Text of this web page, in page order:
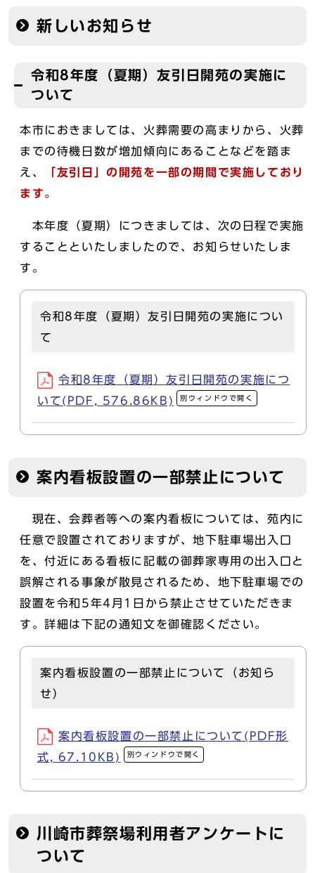
新しいお知らせ
令和8年度（夏期）友引日開苑の実施に
ついて
本市におきましては、火葬需要の高まりから、火葬
までの待機日数が増加傾向にあることなどを踏ま
え、
「友引日」の開苑を一部の期間で実施しており
ます。
本年度（夏期）につきましては、次の日程で実施
することといたしましたので、お知らせいたしま
す。
令和8年度（夏期）友引日開苑の実施につい
て
令和8年度（夏期）友引日開苑の実施につ
いて(PDF, 576.86KB)
別ウィンドウで開く
案内看板設置の一部禁止について
現在、会葬者等への案内看板については、苑内に
任意で設置されておりますが、地下駐車場出入口
を、付近にある看板に記載の御葬家専用の出入口と
誤解される事象が散見されるため、地下駐車場での
設置を令和5年4月1日から禁止させていただきま
す。詳細は下記の通知文を御確認ください。
案内看板設置の一部禁止について（お知ら
せ）
案内看板設置の一部禁止について(PDF形
式, 67.10KB)
別ウィンドウで開く
川崎市葬祭場利用者アンケートに
ついて